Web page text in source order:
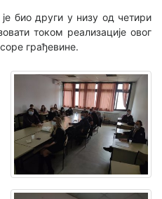
био други у низу од четири
током реализације овог
грађевине.